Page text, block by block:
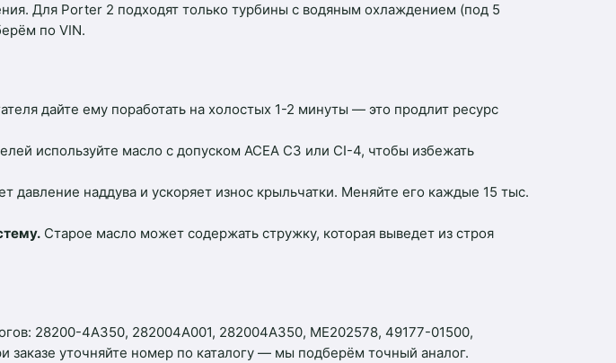
Для Porter 2 подходят только турбины с водяным охлаждением (под 5
по VIN.
дайте ему поработать на холостых 1-2 минуты — это продлит ресурс
используйте масло с допуском ACEA C3 или CI-4, чтобы избежать
давление наддува и ускоряет износ крыльчатки. Меняйте его каждые 15 тыс.
Старое масло может содержать стружку, которая выведет из строя
28200-4A350, 282004A001, 282004A350, ME202578, 49177-01500,
уточняйте номер по каталогу — мы подберём точный аналог.